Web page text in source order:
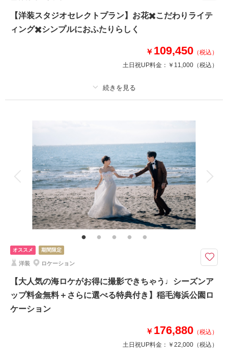
でお写真を残せる屋内庭園スタジオから、様々なテイストのお写真が残せま
す◎
結婚式のウェルカムボードや挨拶ハガキ用の写真にもピッタリ！
撮影場所： 屋内庭園スタジオ
相談予約する 撮影日の空き
を確認する
【洋装スタジオセレクトプラン】お花✖️こだわりライテ
ィング✖️シンプルにおふたりらしく
￥ 109,450 （税込）
土日祝UP料金： ￥11,000 （税込）
ヘアメイク 小物一式
アルバム データ 150 カット 台紙付写真
衣装追加 会食 挙式
家族と撮影 家族用衣装レンタル ペットと撮影
その他含むもの
ヘアメイクアテンド / ライブレタッチ
華やかなハウススタジオ / 撮る結婚式にピッタリなチャペルスタジオ / シン
プルさがお二人を輝かせるスタジオPLUS
のお写真が残せます◎ウェルカムボードや報告ハガキに活躍することまちが
いなし！前撮りはもちろん挙式をせずに写真のみの方にも選ばれている大人
気プラン！
オススメ 期間限定
洋装 ロケーション
【大人気の海ロケがお得に撮影できちゃう♩シーズンア
ップ料金無料＋さらに選べる特典付き】稲毛海浜公園ロ
ケーション
￥ 176,880 （税込）
土日祝UP料金： ￥22,000 （税込）